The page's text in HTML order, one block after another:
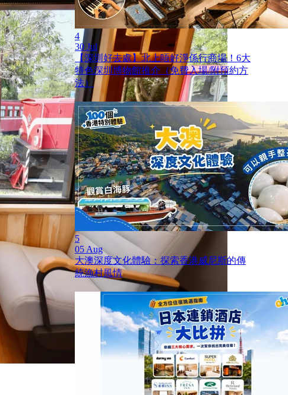
4
30 Jul
【深圳好去處】北上唔好淨係行商場！6大
特色深圳博物館推介（免費入場/附預約方
法）
5
05 Aug
大澳深度文化體驗：探索香港威尼斯的傳
統漁村風情